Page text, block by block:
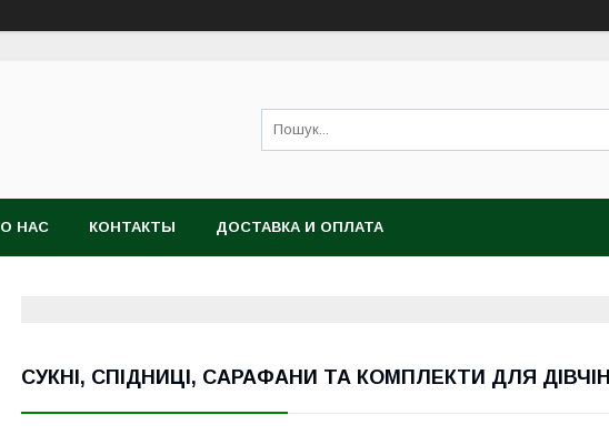
О НАС КОНТАКТЫ ДОСТАВКА И ОПЛАТА
СУКНІ, СПІДНИЦІ, САРАФАНИ ТА КОМПЛЕКТИ ДЛЯ